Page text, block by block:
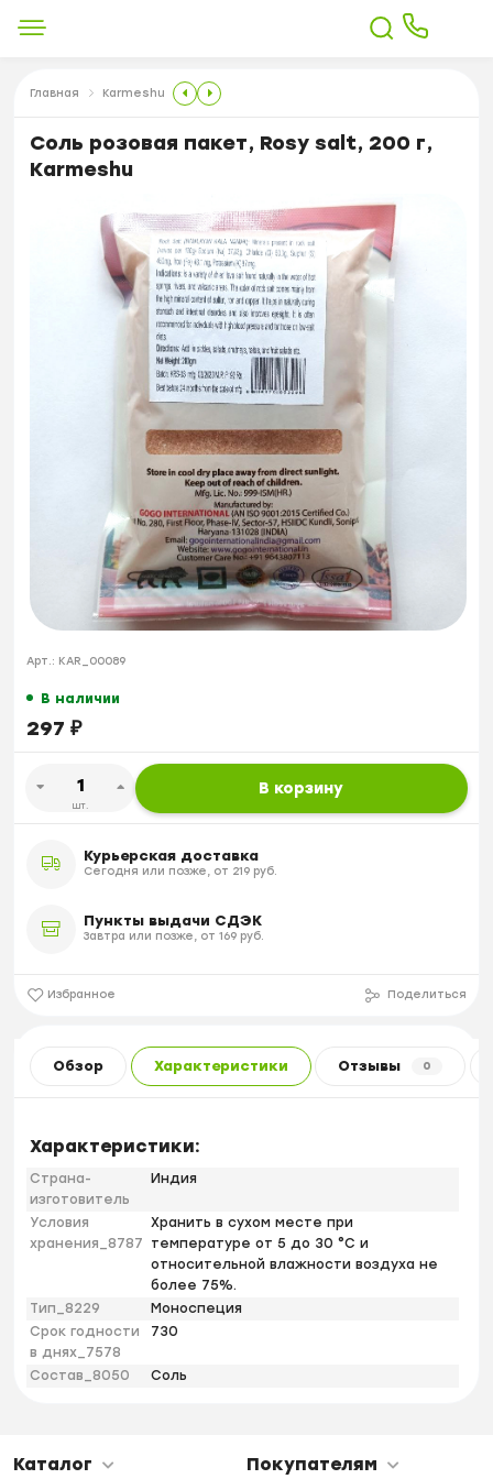
Главная Karmeshu
Соль розовая пакет, Rosy salt, 200 г,
Karmeshu
Арт.: KAR_00089
В наличии
297 ₽
шт.
В корзину
Курьерская доставка
Сегодня или позже, от 219 руб.
Пункты выдачи СДЭК
Завтра или позже, от 169 руб.
Избранное Поделиться
Обзор Характеристики Отзывы 0
Характеристики:
Страна-
изготовитель
Индия
Условия
хранения_8787
Хранить в сухом месте при
температуре от 5 до 30 °С и
относительной влажности воздуха не
более 75%.
Тип_8229
Моноспеция
Срок годности
в днях_7578
730
Состав_8050 Соль
Каталог Покупателям